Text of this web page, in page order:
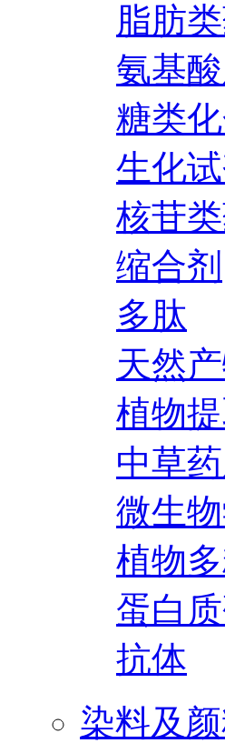
脂肪
氨基
糖类
生化试
核苷
缩合剂
多肽
天然
植物
中草
微生
植物
蛋白
抗体
染料及